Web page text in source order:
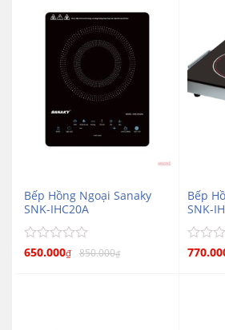
Bếp Hồng Ngoại Sanaky
SNK-IHC20A
Được
650.000₫ 850.000₫
Bếp
SNK-
Được